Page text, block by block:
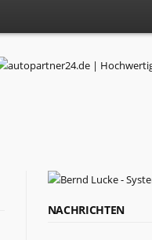
NACHRICHTEN